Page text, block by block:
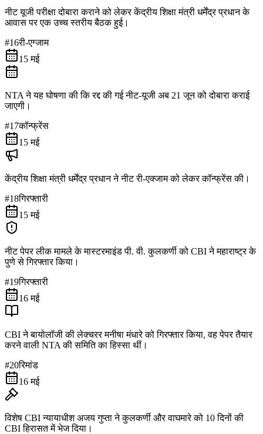
नीट यूजी परीक्षा दोबारा कराने को लेकर केंद्रीय शिक्षा मंत्री धर्मेंद्र प्रधान के
आवास पर एक उच्च स्तरीय बैठक हुई।
#16री-एग्जाम
15 मई
NTA ने यह घोषणा की कि रद्द की गई नीट-यूजी अब 21 जून को दोबारा कराई
जाएगी।
#17कॉन्फ्रेंस
15 मई
केंद्रीय शिक्षा मंत्री धर्मेंद्र प्रधान ने नीट री-एक्जाम को लेकर कॉन्फ्रेंस की।
#18गिरफ्तारी
15 मई
नीट पेपर लीक मामले के मास्टरमाइंड पी. वी. कुलकर्णी को CBI ने महाराष्ट्र के
पुणे से गिरफ्तार किया।
#19गिरफ्तारी
16 मई
CBI ने बायोलॉजी की लेक्चरर मनीषा मंधारे को गिरफ्तार किया, वह पेपर तैयार
करने वाली NTA की समिति का हिस्सा थीं।
#20रिमांड
16 मई
विशेष CBI न्यायाधीश अजय गुप्ता ने कुलकर्णी और वाघमारे को 10 दिनों की
CBI हिरासत में भेज दिया।